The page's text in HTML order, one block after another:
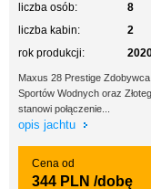
liczba osób:
8
liczba kabin:
2
rok produkcji:
Maxus 28 Prestige
Sportów Wodnych oraz
stanowi połączenie...
opis jachtu
Cena od
344 PLN /dobę